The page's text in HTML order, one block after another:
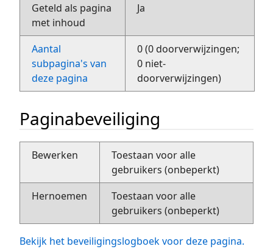
Geteld als pagina
met inhoud
Ja
Aantal
subpagina's van
deze pagina
0 (0 doorverwijzingen;
0 niet-
doorverwijzingen)
Paginabeveiliging
Bewerken
Toestaan voor alle
gebruikers (onbeperkt)
Hernoemen
Toestaan voor alle
gebruikers (onbeperkt)
Bekijk het beveiligingslogboek voor deze pagina.